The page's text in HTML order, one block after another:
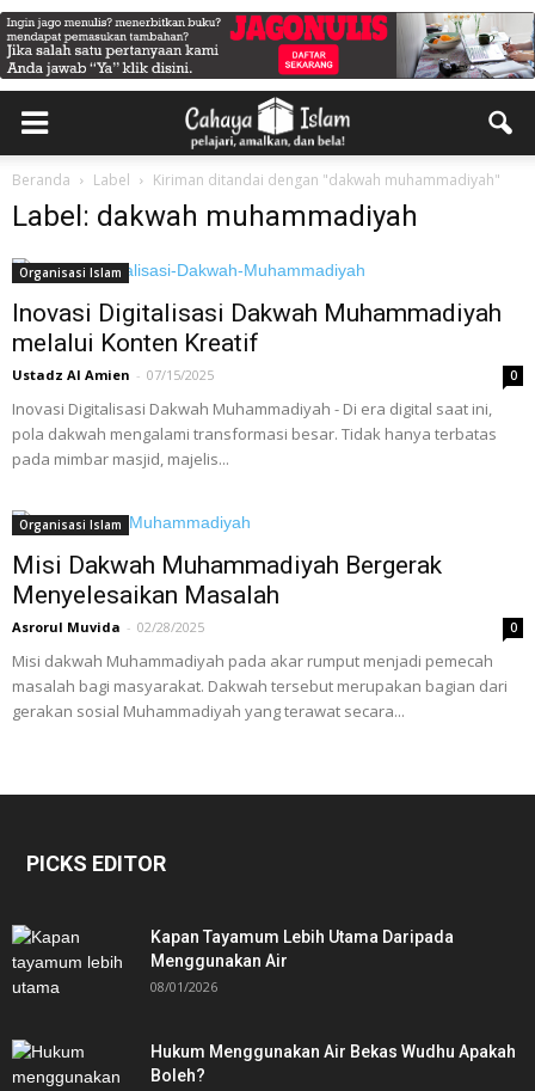
Beranda Label Kiriman ditandai dengan "dakwah muhammadiyah"
Label: dakwah muhammadiyah
Organisasi Islam
Inovasi Digitalisasi Dakwah Muhammadiyah
melalui Konten Kreatif
Ustadz Al Amien - 07/15/2025 0
Inovasi Digitalisasi Dakwah Muhammadiyah - Di era digital saat ini,
pola dakwah mengalami transformasi besar. Tidak hanya terbatas
pada mimbar masjid, majelis...
Organisasi Islam
Misi Dakwah Muhammadiyah Bergerak
Menyelesaikan Masalah
Asrorul Muvida - 02/28/2025 0
Misi dakwah Muhammadiyah pada akar rumput menjadi pemecah
masalah bagi masyarakat. Dakwah tersebut merupakan bagian dari
gerakan sosial Muhammadiyah yang terawat secara...
PICKS EDITOR
Kapan Tayamum Lebih Utama Daripada
Menggunakan Air
08/01/2026
Hukum Menggunakan Air Bekas Wudhu Apakah
Boleh?